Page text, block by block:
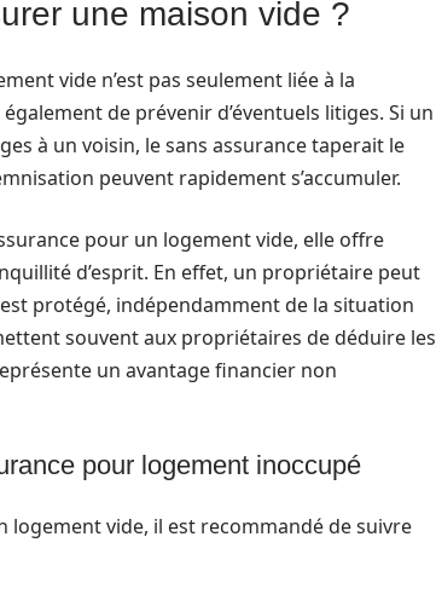
une maison vide ?
vide n’est pas seulement liée à la
de prévenir d’éventuels litiges. Si un
à un voisin, le sans assurance taperait le
peuvent rapidement s’accumuler.
pour un logement vide, elle offre
d’esprit. En effet, un propriétaire peut
protégé, indépendamment de la situation
souvent aux propriétaires de déduire les
un avantage financier non
pour logement inoccupé
logement vide, il est recommandé de suivre